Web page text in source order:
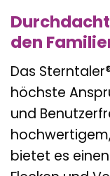
den
Das
höchste
und
bietet es